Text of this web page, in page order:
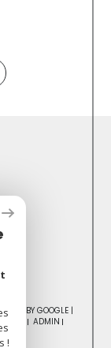
BY GOOGLE |
ADMIN
!